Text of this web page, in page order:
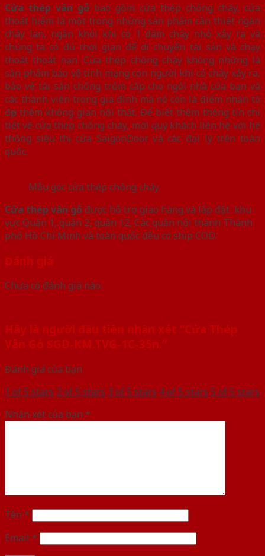
Cửa thép vân gỗ bao gồm cửa thép chống cháy, cửa
thoát hiểm là một trong những sản phẩm cần thiết ngăn
cháy lan, ngăn khói khi có 1 đám cháy nhỏ xảy ra và
chúng ta có đủ thời gian để di chuyển tài sản và chạy
thoát thoát nạn. Cửa thép chống cháy không những là
sản phẩm bảo vệ tính mạng con người khi có cháy xảy ra,
bảo vệ tài sản chống trộm cấp cho ngôi nhà của bạn và
các thành viên trong gia đình mà nó còn là điểm nhấn tô
đẹp thêm không gian nội thất. Để biết thêm thông tin chi
tiết về cửa thép chống cháy, mời quý khách liên hệ với hệ
thống siêu thị cửa SaigonDoor và các đại lý trên toàn
quốc.
Mẫu góc cửa thép chống cháy
Cửa thép vân gỗ được hỗ trợ giao hàng và lắp đặt khu
vực Quận 1, quận 2, quận 12, Các quận nội thành Thành
phố Hồ Chí Minh và toàn quốc đều có ship COD.
Đánh giá
Chưa có đánh giá nào.
Hãy là người đầu tiên nhận xét “Cửa Thép
Vân Gỗ SGD-KM.TVG-1C-35n.”
Đánh giá của bạn
1 of 5 stars 2 of 5 stars 3 of 5 stars 4 of 5 stars 5 of 5 stars
Nhận xét của bạn *
Tên *
Email *